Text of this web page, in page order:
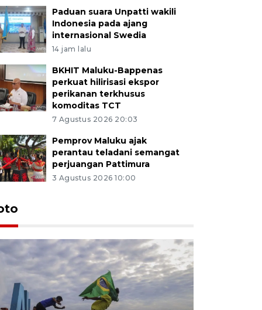
Paduan suara Unpatti wakili
Indonesia pada ajang
internasional Swedia
14 jam lalu
BKHIT Maluku-Bappenas
perkuat hilirisasi ekspor
perikanan terkhusus
komoditas TCT
7 Agustus 2026 20:03
Pemprov Maluku ajak
perantau teladani semangat
perjuangan Pattimura
3 Agustus 2026 10:00